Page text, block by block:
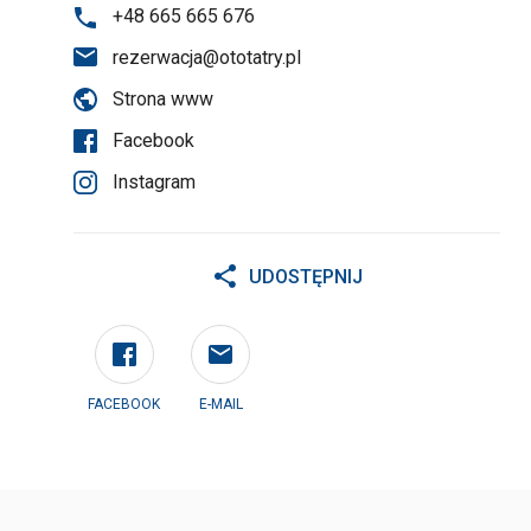
+48 665 665 676
rezerwacja@ototatry.pl
Strona www
Facebook
Instagram
UDOSTĘPNIJ
FACEBOOK E-MAIL